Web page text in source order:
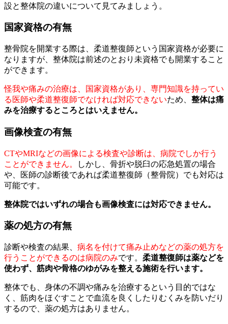
設と整体院の違いについて見てみましょう。
国家資格の有無
整骨院を開業する際は、柔道整復師という国家資格が必要に
なりますが、整体院は前述のとおり未資格でも開業すること
ができます。
怪我や痛みの治療は、国家資格があり、専門知識を持ってい
る医師や柔道整復師でなければ対応できないため、 整体は痛
みを治療するところとはいえません。
画像検査の有無
CTやMRIなどの画像による検査や診断は、病院でしか行う
ことができません。
しかし、骨折や脱臼の応急処置の場合
や、医師の診断後であれば柔道整復師（整骨院）でも対応は
可能です。
整体院ではいずれの場合も画像検査には対応できません。
薬の処方の有無
診断や検査の結果、 病名を付けて痛み止めなどの薬の処方を
行うことができるのは病院のみです。 柔道整復師は薬などを
使わず、筋肉や骨格のゆがみを整える施術を行います。
整体でも、身体の不調や痛みを治療するという目的ではな
く、筋肉をほぐすことで血流を良くしたりむくみを防いだり
するので、薬の処方はありません。